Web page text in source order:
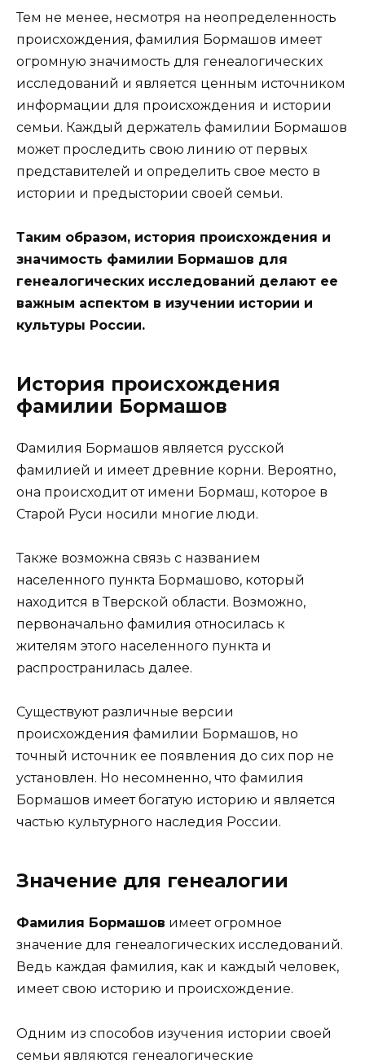
Тем не менее, несмотря на неопределенность
происхождения, фамилия Бормашов имеет
огромную значимость для генеалогических
исследований и является ценным источником
информации для происхождения и истории
семьи. Каждый держатель фамилии Бормашов
может проследить свою линию от первых
представителей и определить свое место в
истории и предыстории своей семьи.
Таким образом, история происхождения и
значимость фамилии Бормашов для
генеалогических исследований делают ее
важным аспектом в изучении истории и
культуры России.
История происхождения
фамилии Бормашов
Фамилия Бормашов является русской
фамилией и имеет древние корни. Вероятно,
она происходит от имени Бормаш, которое в
Старой Руси носили многие люди.
Также возможна связь с названием
населенного пункта Бормашово, который
находится в Тверской области. Возможно,
первоначально фамилия относилась к
жителям этого населенного пункта и
распространилась далее.
Существуют различные версии
происхождения фамилии Бормашов, но
точный источник ее появления до сих пор не
установлен. Но несомненно, что фамилия
Бормашов имеет богатую историю и является
частью культурного наследия России.
Значение для генеалогии
Фамилия Бормашов имеет огромное
значение для генеалогических исследований.
Ведь каждая фамилия, как и каждый человек,
имеет свою историю и происхождение.
Одним из способов изучения истории своей
семьи являются генеалогические